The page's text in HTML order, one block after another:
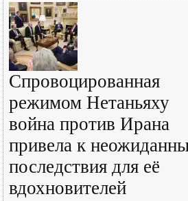
Спровоцированная
режимом Нетаньяху
война против Ирана
привела к
последствия для её
вдохновителей